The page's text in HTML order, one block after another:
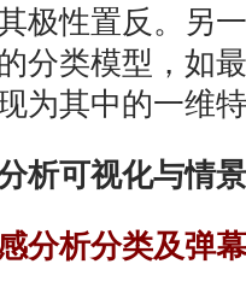
极性置反。另
分类模型，如
为其中的一维
可视化与情
析分类及弹幕